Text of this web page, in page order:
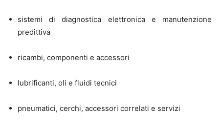
sistemi di diagnostica elettronica e manutenzione
predittiva
ricambi, componenti e accessori
lubrificanti, oli e fluidi tecnici
pneumatici, cerchi, accessori correlati e servizi